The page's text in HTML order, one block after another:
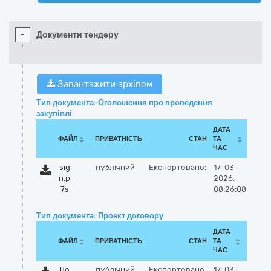
- Документи тендеру
Завантажити архівом
Тип документа: Оголошення про проведення
закупівлі
ФАЙЛ ПРИВАТНІСТЬ СТАН
ДАТА
ТА
ЧАС
sig
n.p
7s
публічний Експортовано:
17-03-
2026,
08:26:08
Тип документа: Проект договору
ФАЙЛ ПРИВАТНІСТЬ СТАН
ДАТА
ТА
ЧАС